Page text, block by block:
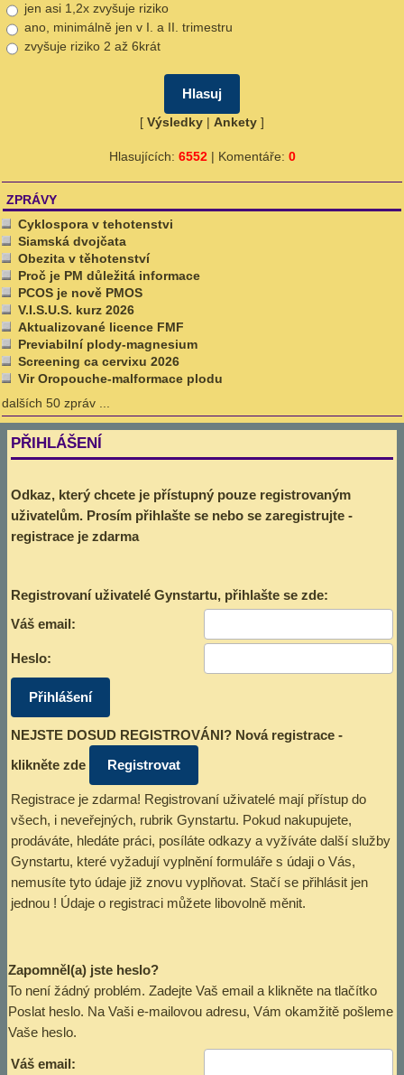
ZPRÁVY
Cyklospora v tehotenstvi
Siamská dvojčata
Obezita v těhotenství
Proč je PM důležitá informace
PCOS je nově PMOS
V.I.S.U.S. kurz 2026
Aktualizované licence FMF
Previabilní plody-magnesium
Screening ca cervixu 2026
Vir Oropouche-malformace plodu
dalších 50 zpráv ...
jen asi 1,2x zvyšuje riziko
ano, minimálně jen v I. a II. trimestru
zvyšuje riziko 2 až 6krát
[ Výsledky | Ankety ]
Hlasujících: 6552| Komentáře: 0
PŘIHLÁŠENÍ
Odkaz, který chcete je přístupný pouze registrovaným
uživatelům. Prosím přihlašte se nebo se zaregistrujte -
registrace je zdarma
Registrovaní uživatelé Gynstartu, přihlašte se zde:
Váš email:
Heslo:
NEJSTE DOSUD REGISTROVÁNI? Nová registrace -
klikněte zde
Registrace je zdarma! Registrovaní uživatelé mají přístup do
všech, i neveřejných, rubrik Gynstartu. Pokud nakupujete,
prodáváte, hledáte práci, posíláte odkazy a vyžíváte další služby
Gynstartu, které vyžadují vyplnění formuláře s údaji o Vás,
nemusíte tyto údaje již znovu vyplňovat. Stačí se přihlásit jen
jednou ! Údaje o registraci můžete libovolně měnit.
Zapomněl(a) jste heslo?
To není žádný problém. Zadejte Vaš email a klikněte na tlačítko
Poslat heslo. Na Vaši e-mailovou adresu, Vám okamžitě pošleme
Vaše heslo.
Váš email: